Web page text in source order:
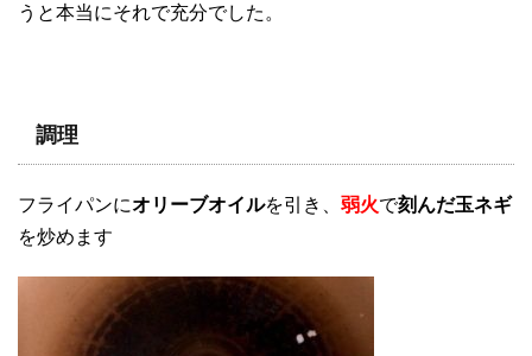
うと本当にそれで充分でした。
調理
フライパンにオリーブオイルを引き、 弱火で刻んだ玉ネギ
を炒めます